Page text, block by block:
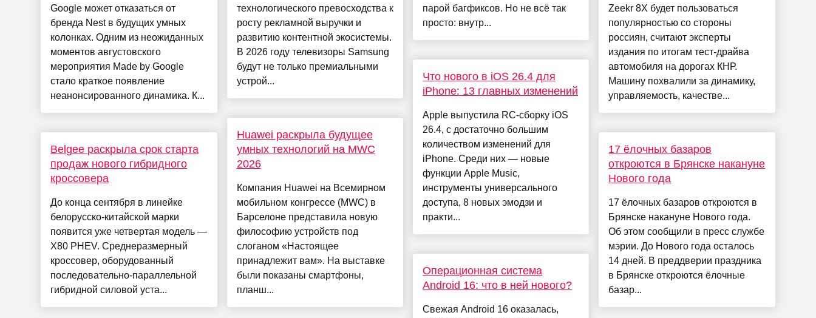
Google может отказаться от
бренда Nest в будущих умных
колонках. Одним из неожиданных
моментов августовского
мероприятия Made by Google
стало краткое появление
неанонсированного динамика. К...
Belgee раскрыла срок старта
продаж нового гибридного
кроссовера
До конца сентября в линейке
белорусско-китайской марки
появится уже четвертая модель —
X80 PHEV. Среднеразмерный
кроссовер, оборудованный
последовательно-параллельной
гибридной силовой уста...
технологического превосходства к
росту рекламной выручки и
развитию контентной экосистемы.
В 2026 году телевизоры Samsung
будут не только премиальными
устрой...
Huawei раскрыла будущее
умных технологий на MWC
2026
Компания Huawei на Всемирном
мобильном конгрессе (MWC) в
Барселоне представила новую
философию устройств под
слоганом «Настоящее
принадлежит вам». На выставке
были показаны смартфоны,
планш...
парой багфиксов. Но не всё так
просто: внутр...
Что нового в iOS 26.4 для
iPhone: 13 главных изменений
Apple выпустила RC-сборку iOS
26.4, с достаточно большим
количеством изменений для
iPhone. Среди них — новые
функции Apple Music,
инструменты универсального
доступа, 8 новых эмодзи и
практи...
Операционная система
Android 16: что в ней нового?
Свежая Android 16 оказалась,
Zeekr 8X будет пользоваться
популярностью со стороны
россиян, считают эксперты
издания по итогам тест-драйва
автомобиля на дорогах КНР.
Машину похвалили за динамику,
управляемость, качестве...
17 ёлочных базаров
откроются в Брянске накануне
Нового года
17 ёлочных базаров откроются в
Брянске накануне Нового года.
Об этом сообщили в пресс службе
мэрии. До Нового года осталось
14 дней. В преддверии праздника
в Брянске откроются ёлочные
базар...